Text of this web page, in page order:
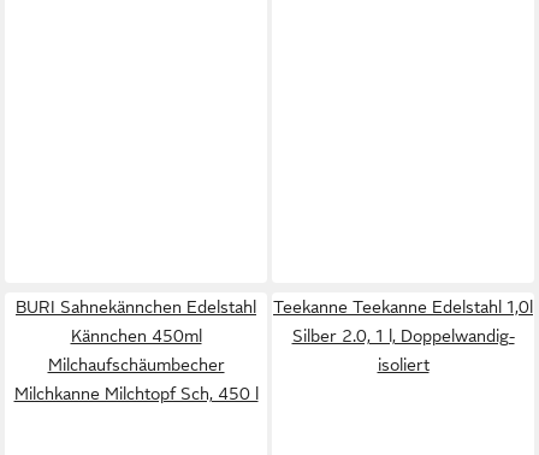
BURI Sahnekännchen Edelstahl
Kännchen 450ml
Milchaufschäumbecher
Milchkanne Milchtopf Sch, 450 l
Teekanne Teekanne Edelstahl 1,0l
Silber 2.0, 1 l, Doppelwandig-
isoliert